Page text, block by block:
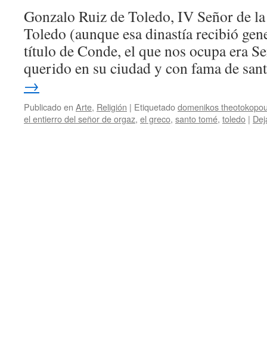
Gonzalo Ruiz de Toledo, IV Señor de
Toledo (aunque esa dinastía recibió
título de Conde, el que nos ocupa era
querido en su ciudad y con fama de
→
Publicado en Arte, Religión | Etiquetadodomenikos
el entierro del señor de orgaz, el greco, santo tomé, toledo |